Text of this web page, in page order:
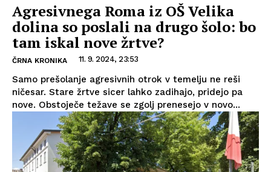
Agresivnega Roma iz OŠ Velika
dolina so poslali na drugo šolo: bo
tam iskal nove žrtve?
ČRNA KRONIKA 11. 9. 2024, 23:53
Samo prešolanje agresivnih otrok v temelju ne reši
ničesar. Stare žrtve sicer lahko zadihajo, pridejo pa
nove. Obstoječe težave se zgolj prenesejo v novo...